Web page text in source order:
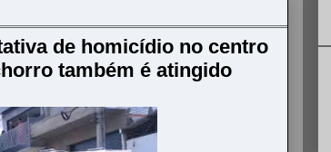
de homicídio no centro
também é atingido